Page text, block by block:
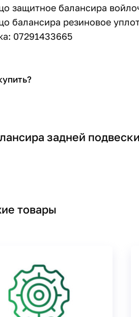
защитное балансира
балансира резиновое
07291433665
задней
товары